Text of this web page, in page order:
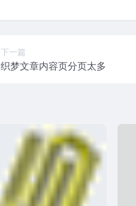
下一篇
织梦文章内容页分页太多